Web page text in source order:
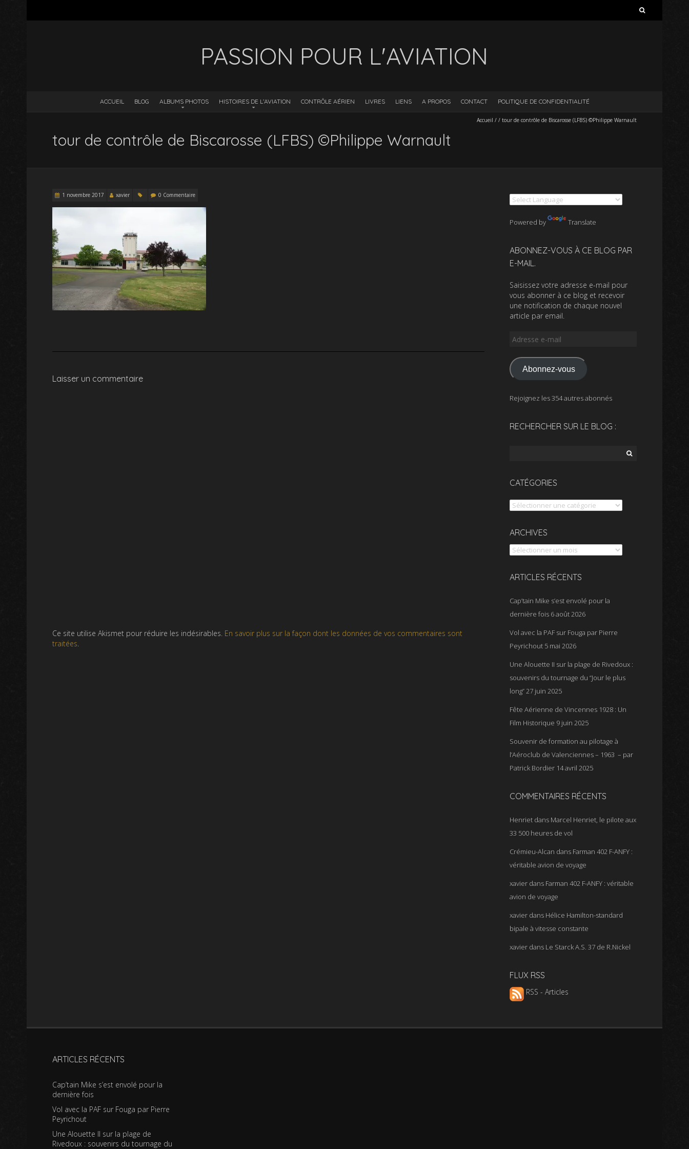
PASSION POUR L'AVIATION
ACCUEIL BLOG ALBUMS PHOTOS HISTOIRES DE L’AVIATION CONTRÔLE AÉRIEN LIVRES LIENS A PROPOS CONTACT POLITIQUE DE CONFIDENTIALITÉ
Accueil //tour de contrôle de Biscarosse (LFBS) ©Philippe Warnault
tour de contrôle de Biscarosse (LFBS) ©Philippe Warnault
1 novembre 2017 xavier 0 Commentaire
Laisser un commentaire
Ce site utilise Akismet pour réduire les indésirables. En savoir plus sur la façon dont les données de vos commentaires sont
traitées.
Powered by Translate
ABONNEZ-VOUS À CE BLOG PAR
E-MAIL.
Saisissez votre adresse e-mail pour
vous abonner à ce blog et recevoir
une notification de chaque nouvel
article par email.
Adresse
mail
Abonnez-vous
Rejoignez les 354 autres abonnés
RECHERCHER SUR LE BLOG :
CATÉGORIES
Catégories
ARCHIVES
Archives
ARTICLES RÉCENTS
Cap’tain Mike s’est envolé pour la
dernière fois 6 août 2026
Vol avec la PAF sur Fouga par Pierre
Peyrichout 5 mai 2026
Une Alouette II sur la plage de Rivedoux :
souvenirs du tournage du “Jour le plus
long”27 juin 2025
Fête Aérienne de Vincennes 1928 : Un
Film Historique 9 juin 2025
Souvenir de formation au pilotage à
l’Aéroclub de Valenciennes – 1963 – par
Patrick Bordier 14 avril 2025
COMMENTAIRES RÉCENTS
Henriet dans Marcel Henriet, le pilote aux
33 500 heures de vol
Crémieu-Alcan dans Farman 402 F-ANFY :
véritable avion de voyage
xavier dans Farman 402 F-ANFY : véritable
avion de voyage
xavier dans Hélice Hamilton-standard
bipale à vitesse constante
xavier dans Le Starck A.S. 37 de R.Nickel
FLUX RSS
RSS - Articles
ARTICLES RÉCENTS
Cap’tain Mike s’est envolé pour la
dernière fois
Vol avec la PAF sur Fouga par Pierre
Peyrichout
Une Alouette II sur la plage de
Rivedoux : souvenirs du tournage du